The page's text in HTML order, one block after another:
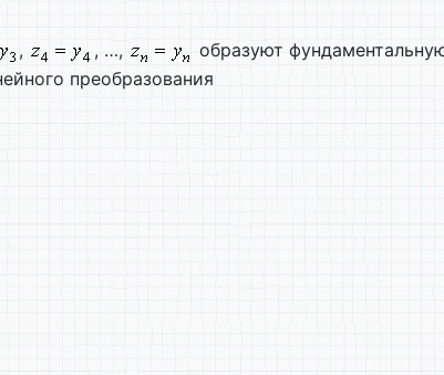
, , …,
образуют
преобразования